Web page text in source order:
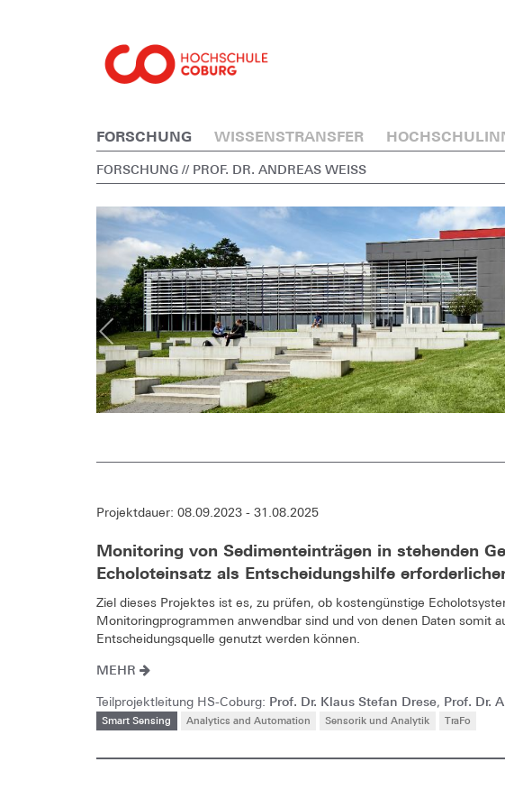
FORSCHUNG WISSENSTRANSFER
FORSCHUNG // PROF. DR. ANDREAS WEISS
Projektdauer: 08.09.2023 - 31.08.2025
Monitoring von Sedimenteinträgen in stehenden
Echoloteinsatz als Entscheidungshilfe
Ziel dieses Projektes ist es, zu prüfen, ob kostengünstige
Monitoringprogrammen anwendbar sind und von denen Daten somit
Entscheidungsquelle genutzt werden können.
MEHR
Teilprojektleitung HS-Coburg: Prof. Dr. Klaus Stefan Drese, Prof. Dr.
Smart Sensing Analytics and Automation Sensorik und Analytik TraFo